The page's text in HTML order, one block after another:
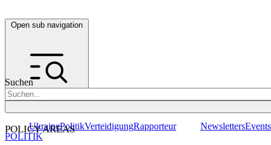
Open sub navigation
Suchen
POLICY AREAS
UkrainePolitikVerteidigungRapporteur NewslettersEvents
POLITIK